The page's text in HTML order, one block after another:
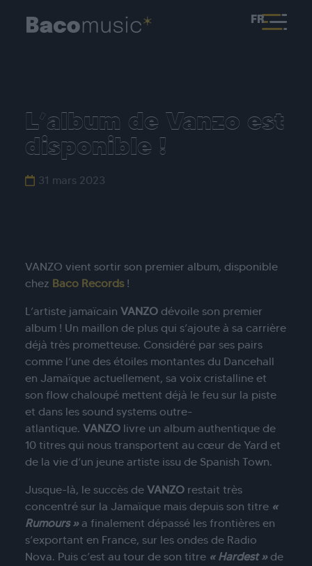
FR
L’album de Vanzo est
disponible !
31 mars 2023
VANZO vient sortir son premier album, disponible
chez Baco Records!
L’artiste jamaïcain VANZOdévoile son premier
album ! Un maillon de plus qui s’ajoute à sa carrière
déjà très prometteuse. Considéré par ses pairs
comme l’une des étoiles montantes du Dancehall
en Jamaïqueactuellement, sa voix cristalline et
son flow chaloupé mettent déjà le feu sur la piste
et dans les sound systems outre-
atlantique. VANZOlivre un album authentique de
10 titres qui nous transportent au cœur de Yard et
de la vie d’un jeune artisteissu de Spanish Town.
Jusque-là, le succès de VANZOrestait très
concentré sur la Jamaïquemais depuis son titre «
Rumours »a finalement dépassé les frontières en
s’exportant en France, sur les ondes de Radio
Nova. Puis c’est au tour de son titre « Hardest »de